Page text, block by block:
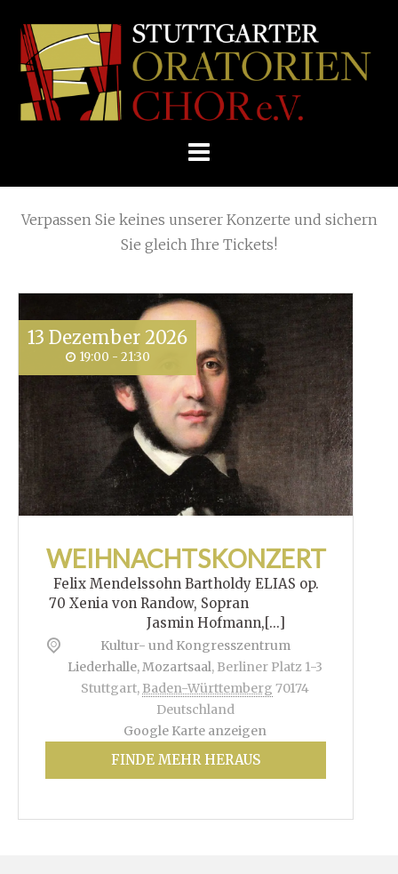
Skip
E.V.
Home 2017 (Page 2)
Verpassen Sie keines unserer Konzerte und sichern
Sie gleich Ihre Tickets!
13 Dezember 2026
19:00 - 21:30
WEIHNACHTSKONZERT
Felix Mendelssohn Bartholdy ELIAS op.
70 Xenia von Randow, Sopran
Jasmin Hofmann,[...]
Kultur- und Kongresszentrum
Liederhalle, Mozartsaal, Berliner Platz 1-3
Stuttgart, Baden-Württemberg 70174
Deutschland
Google Karte anzeigen
FINDE MEHR HERAUS